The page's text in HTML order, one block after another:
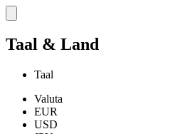
Taal & Land
Taal
Valuta
EUR
USD